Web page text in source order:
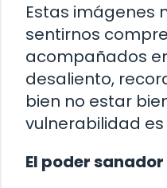
Estas imágenes
sentirnos
acompañados
desaliento,
bien no estar
vulnerabilidad
El poder